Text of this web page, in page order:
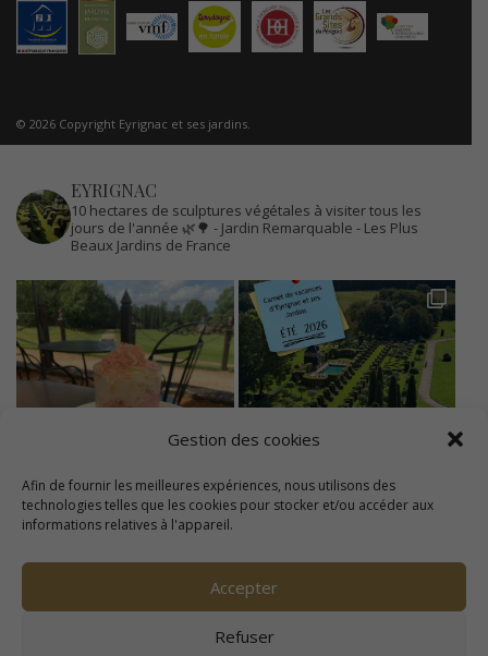
Gestion des cookies
Afin de fournir les meilleures expériences, nous utilisons des
technologies telles que les cookies pour stocker et/ou accéder aux
informations relatives à l'appareil.
Accepter
Refuser
© 2026 Copyright Eyrignac et ses jardins.
EYRIGNAC
10 hectares de sculptures végétales à visiter tous les
jours de l'année 🌿🌳 - Jardin Remarquable - Les Plus
Beaux Jardins de France